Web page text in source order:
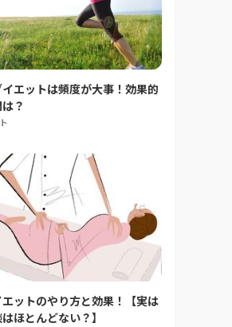
エットは頻度が大事！効果的
？
ットのやり方と効果！【実は
ほとんどない？】